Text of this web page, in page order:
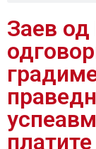
Заев